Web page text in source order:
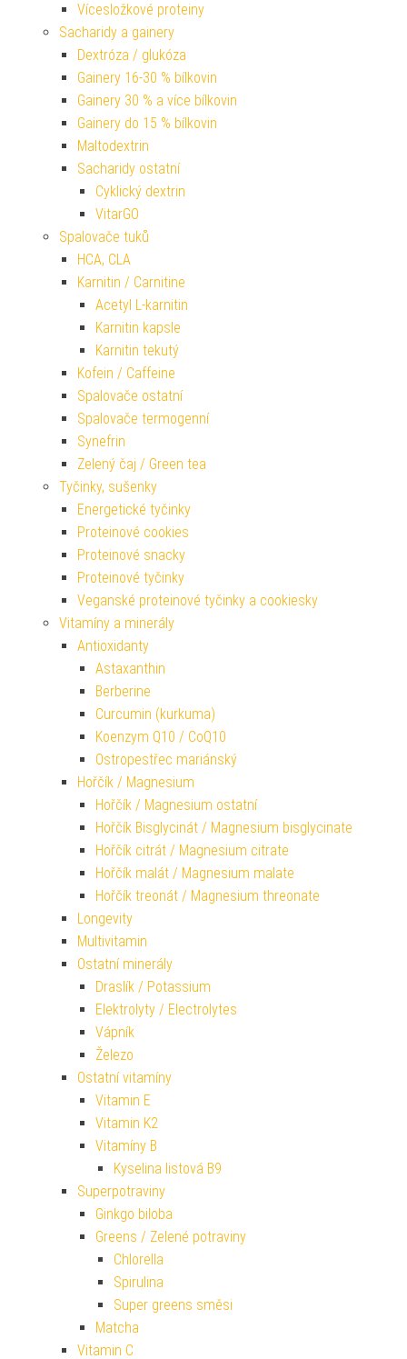
Vícesložkové proteiny
Sacharidy a gainery
Dextróza / glukóza
Gainery 16-30 % bílkovin
Gainery 30 % a více bílkovin
Gainery do 15 % bílkovin
Maltodextrin
Sacharidy ostatní
Cyklický dextrin
VitarGO
Spalovače tuků
HCA, CLA
Karnitin / Carnitine
Acetyl L-karnitin
Karnitin kapsle
Karnitin tekutý
Kofein / Caffeine
Spalovače ostatní
Spalovače termogenní
Synefrin
Zelený čaj / Green tea
Tyčinky, sušenky
Energetické tyčinky
Proteinové cookies
Proteinové snacky
Proteinové tyčinky
Veganské proteinové tyčinky a cookiesky
Vitamíny a minerály
Antioxidanty
Astaxanthin
Berberine
Curcumin (kurkuma)
Koenzym Q10 / CoQ10
Ostropestřec mariánský
Hořčík / Magnesium
Hořčík / Magnesium ostatní
Hořčík Bisglycinát / Magnesium bisglycinate
Hořčík citrát / Magnesium citrate
Hořčík malát / Magnesium malate
Hořčík treonát / Magnesium threonate
Longevity
Multivitamin
Ostatní minerály
Draslík / Potassium
Elektrolyty / Electrolytes
Vápník
Železo
Ostatní vitamíny
Vitamin E
Vitamin K2
Vitamíny B
Kyselina listová B9
Superpotraviny
Ginkgo biloba
Greens / Zelené potraviny
Chlorella
Spirulina
Super greens směsi
Matcha
Vitamin C